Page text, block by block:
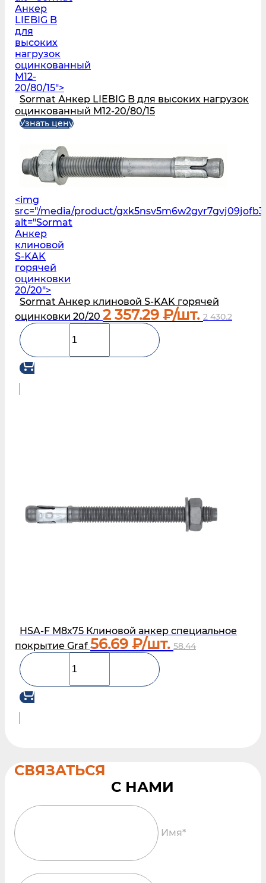
Анкер
LIEBIG B
для
высоких
нагрузок
оцинкованный
M12-
20/80/15">
Sormat Анкер LIEBIG B для высоких нагрузок
оцинкованный M12-20/80/15
Узнать цену
<img
src="/media/product/
alt="Sormat
Анкер
клиновой
S‑KAK
горячей
оцинковки
20/20">
Sormat Анкер клиновой S‑KAK горячей
оцинковки 20/20 2 357.29 ₽/шт. 2 430.2
HSA-F М8х75 Клиновой анкер специальное
покрытие Graf 56.69 ₽/шт. 58.44
СВЯЗАТЬСЯ
Имя*